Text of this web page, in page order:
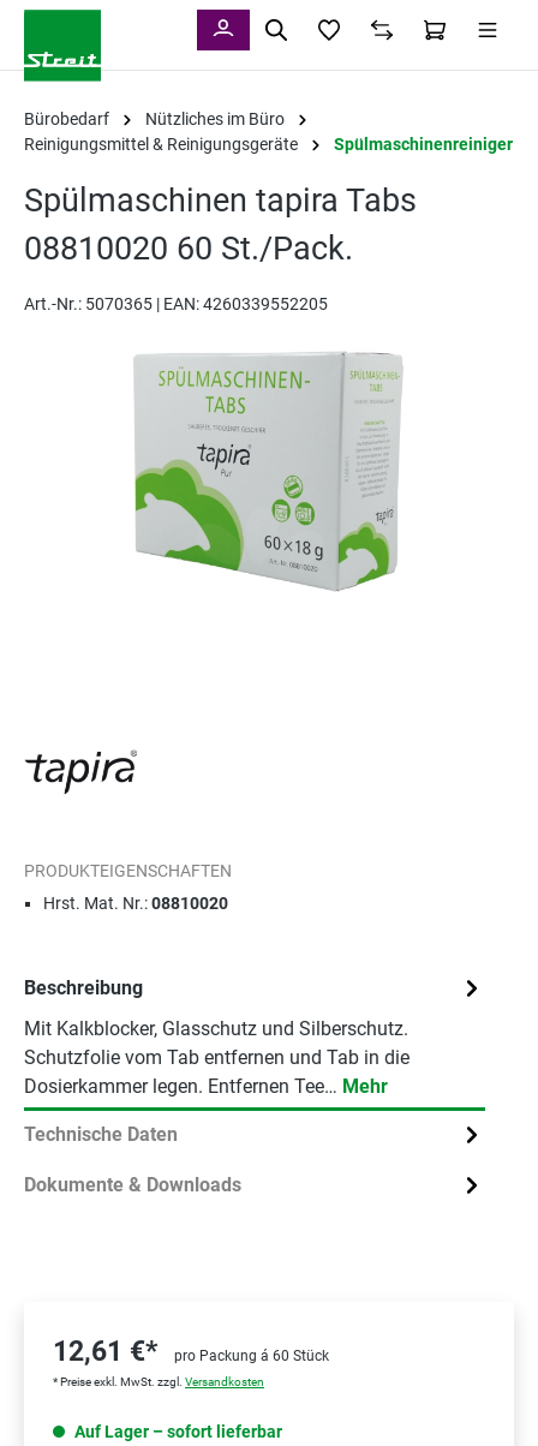
Bürobedarf
Nützliches im Büro
Reinigungsmittel & Reinigungsgeräte
Spülmaschinenreiniger
Spülmaschinen tapira Tabs
08810020 60 St./Pack.
Art.-Nr.: 5070365 | EAN: 4260339552205
PRODUKTEIGENSCHAFTEN
Hrst. Mat. Nr.:08810020
Beschreibung
Mit Kalkblocker, Glasschutz und Silberschutz.
Schutzfolie vom Tab entfernen und Tab in die
Dosierkammer legen. Entfernen Tee… Mehr
Technische Daten
Dokumente & Downloads
12,61 €* pro Packung á 60 Stück
* Preise exkl. MwSt. zzgl. Versandkosten
Auf Lager – sofort lieferbar